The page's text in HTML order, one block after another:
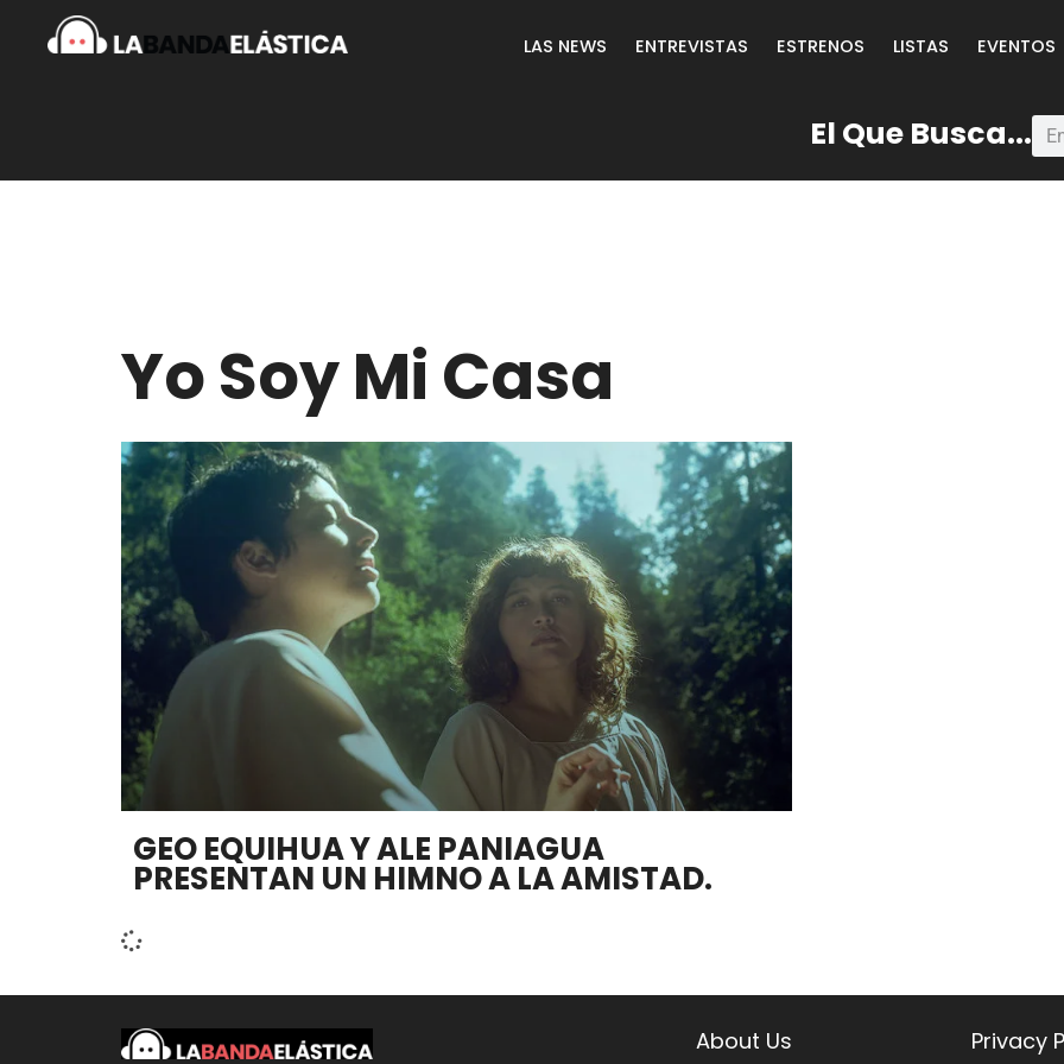
LAS NEWS ENTREVISTAS ESTRENOS LISTAS EVENTOS
El Que Busca...
Yo Soy Mi Casa
GEO EQUIHUA Y ALE PANIAGUA
PRESENTAN UN HIMNO A LA AMISTAD.
About Us
Privacy